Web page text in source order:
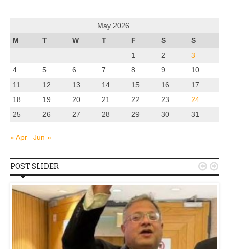
May 2026
M
T W T F S
S
1
2
3
4
5 6 7 8 9
10
11
12 13 14 15 16
17
18
19 20 21 22 23
24
25
26 27 28 29 30 31
« Apr Jun »
POST SLIDER  